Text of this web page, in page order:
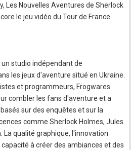
Les Nouvelles Aventures de Sherlock
le jeu vidéo du Tour de France
studio indépendant de
les jeux d'aventure situé en Ukraine.
et programmeurs, Frogwares
combler les fans d'aventure et a
sur des enquêtes et sur la
comme Sherlock Holmes, Jules
La qualité graphique, l'innovation
à créer des ambiances et des